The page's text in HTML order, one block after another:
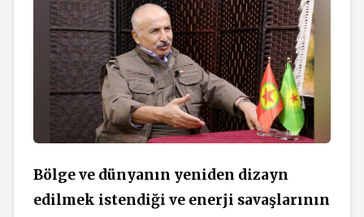
Bölge ve dünyanın yeniden dizayn
edilmek istendiği ve enerji savaşlarının